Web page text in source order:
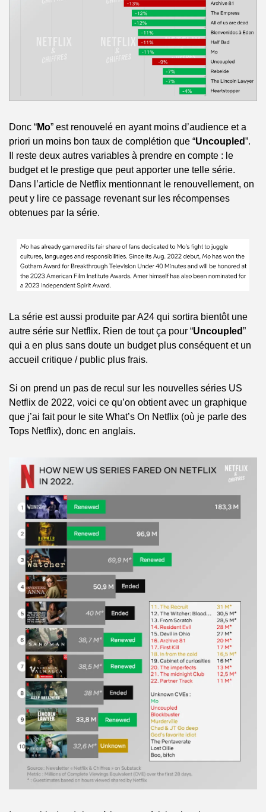
Donc “Mo” est renouvelé en ayant moins d’audience et a
priori un moins bon taux de complétion que “Uncoupled”.
Il reste deux autres variables à prendre en compte : le
budget et le prestige que peut apporter une telle série.
Dans l’article de Netflix mentionnant le renouvellement, on
peut y lire ce passage revenant sur les récompenses
obtenues par la série.
La série est aussi produite par A24 qui sortira bientôt une
autre série sur Netflix. Rien de tout ça pour “Uncoupled”
qui a en plus sans doute un budget plus conséquent et un
accueil critique / public plus frais.
Si on prend un pas de recul sur les nouvelles séries US
Netflix de 2022, voici ce qu’on obtient avec un graphique
que j’ai fait pour le site What’s On Netflix (où je parle des
Tops Netflix), donc en anglais.